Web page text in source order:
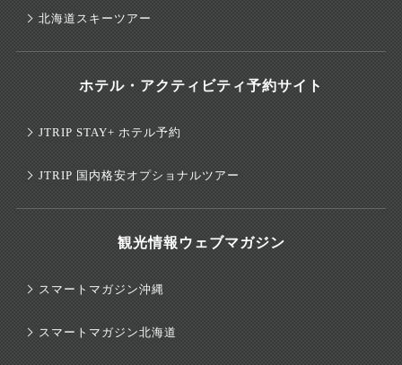
北海道スキーツアー
ホテル・アクティビティ予約サイト
JTRIP STAY+ ホテル予約
JTRIP 国内格安オプショナルツアー
観光情報ウェブマガジン
スマートマガジン沖縄
スマートマガジン北海道